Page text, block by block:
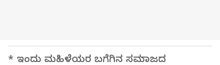
* ಇಂದು ಮಹಿಳೆಯರ ಬಗೆಗಿನ ಸಮಾಜದ